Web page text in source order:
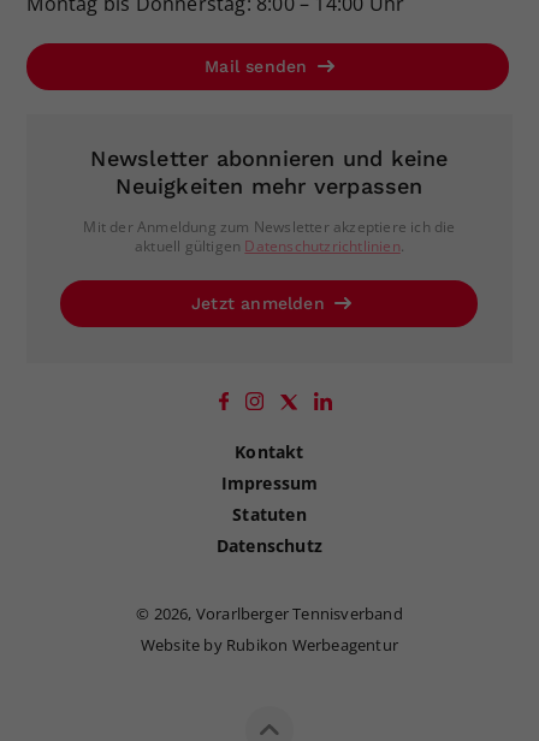
Mail senden
Newsletter abonnieren und keine
Neuigkeiten mehr verpassen
Mit der Anmeldung zum Newsletter akzeptiere ich die
aktuell gültigen Datenschutzrichtlinien.
Jetzt anmelden
Kontakt
Impressum
Statuten
Datenschutz
© 2026, Vorarlberger Tennisverband
Website by Rubikon Werbeagentur